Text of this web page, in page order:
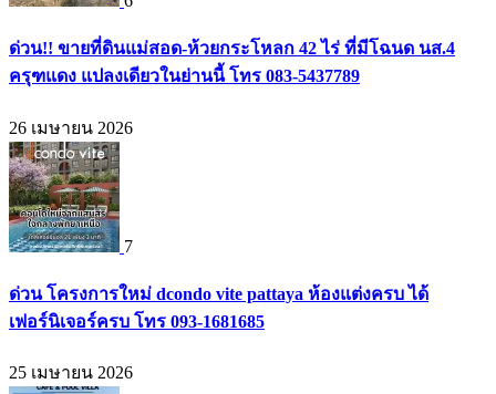
ด่วน!! ขายที่ดินแม่สอด-ห้วยกระโหลก 42 ไร่ ที่มีโฉนด นส.4
ครุฑแดง แปลงเดียวในย่านนี้ โทร 083-5437789
26 เมษายน 2026
7
ด่วน โครงการใหม่ dcondo vite pattaya ห้องแต่งครบ ได้
เฟอร์นิเจอร์ครบ โทร 093-1681685
25 เมษายน 2026